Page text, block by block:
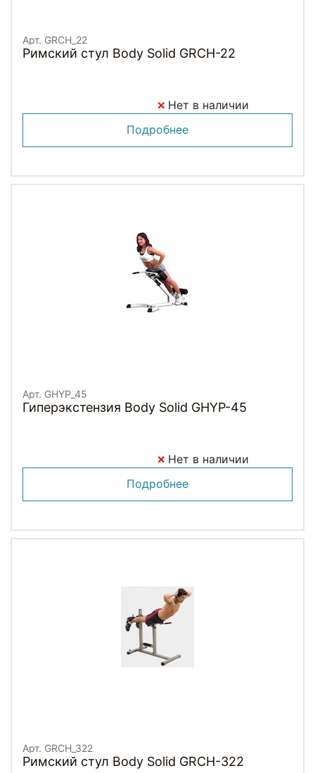
Арт. GRCH_22
Римский стул Body Solid GRCH-22
Нет в наличии
Подробнее
Арт. GHYP_45
Гиперэкстензия Body Solid GHYP-45
Нет в наличии
Подробнее
Арт. GRCH_322
Римский стул Body Solid GRCH-322